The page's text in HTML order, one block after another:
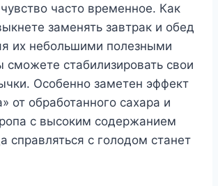
часто временное. Как
заменять завтрак и обед
их небольшими полезными
сможете стабилизировать свои
Особенно заметен эффект
от обработанного сахара и
с высоким содержанием
справляться с голодом станет